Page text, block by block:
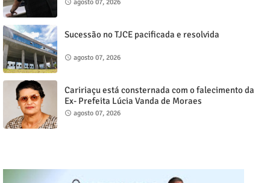
agosto 07, 2026
Sucessão no TJCE pacificada e resolvida
agosto 07, 2026
Caririaçu está consternada com o falecimento da
Ex- Prefeita Lúcia Vanda de Moraes
agosto 07, 2026